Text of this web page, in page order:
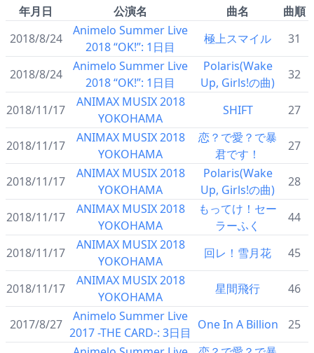
年月日 公演名 曲名
曲順
2018/8/24
Animelo Summer Live
2018 “OK!”: 1日目
極上スマイル 31
2018/8/24
Animelo Summer Live
2018 “OK!”: 1日目
Polaris(Wake
Up, Girls!の曲)
32
2018/11/17
ANIMAX MUSIX 2018
YOKOHAMA
SHIFT 27
2018/11/17
ANIMAX MUSIX 2018
YOKOHAMA
恋？で愛？で暴
君です！
27
2018/11/17
ANIMAX MUSIX 2018
YOKOHAMA
Polaris(Wake
Up, Girls!の曲)
28
2018/11/17
ANIMAX MUSIX 2018
YOKOHAMA
もってけ！セー
ラーふく
44
2018/11/17
ANIMAX MUSIX 2018
YOKOHAMA
回レ！雪月花 45
2018/11/17
ANIMAX MUSIX 2018
YOKOHAMA
星間飛行 46
2017/8/27
Animelo Summer Live
2017 -THE CARD-: 3日目
One In A Billion 25